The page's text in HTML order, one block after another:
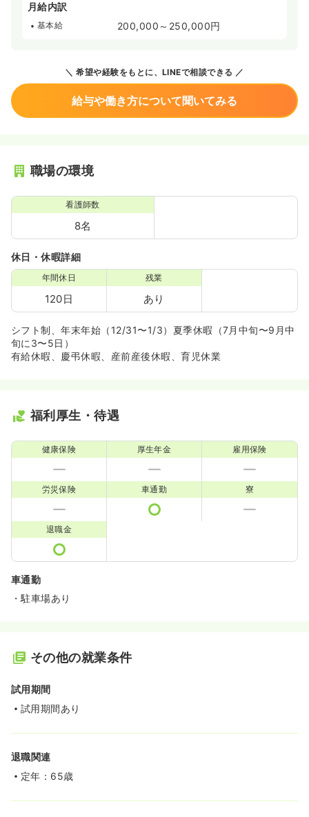
月給内訳
基本給 200,000～250,000円
希望や経験をもとに、LINEで相談できる
給与や働き方について聞いてみる
職場の環境
看護師数
8名
休日・休暇詳細
年間休日
120日
残業
あり
シフト制、年末年始（12/31〜1/3）夏季休暇（7月中旬〜9月中
旬に3〜5日）
有給休暇、慶弔休暇、産前産後休暇、育児休業
福利厚生・待遇
健康保険 厚生年金 雇用保険
労災保険 車通勤 寮
退職金
車通勤
・駐車場あり
その他の就業条件
試用期間
試用期間あり
退職関連
定年：65歳